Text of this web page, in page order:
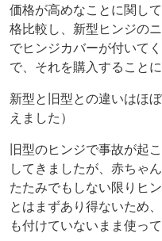
価格が高めなことに関し
格比較し、新型ヒンジの
でヒンジカバーが付いて
で、それを購入することに
新型と旧型との違いはほ
えました）
旧型のヒンジで事故が起
してきましたが、赤ちゃ
たたみでもしない限りヒ
とはまずあり得ないため
も付けていないまま使って